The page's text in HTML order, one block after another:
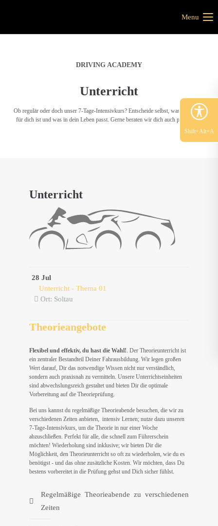
Menu
DRIVING ACADEMY
Unterricht
Ob regulär oder doch unser 7-Tage-Intensivkurs? Entscheide selbst, was am besten
für dich ist und was in dein Leben passt. Gerne beraten wir dich auch persönlich.
Unterricht
28 Jul
Unterricht - Thema 01
Ort: Soltau
Theorieangebote
Flexibel und effektiv, du hast die Wahl!. Der Theorieunterricht ist
ein zentraler Bestandteil Deiner Fahrausbildung. Wir legen großen
Wert darauf, Dir das notwendige Wissen nicht nur verständlich,
sondern auch praxisnah zu vermitteln. Unsere Unterrichtseinheiten
sind abwechslungsreich gestaltet und bieten Dir die optimale
Vorbereitung auf die Theorieprüfung.
Bei uns kannst du regelmäßige Theorieabende besuchen, die wir zu
verschiedenen Zeiten anbieten, intensiv Lernen; nutze dazu unseren
7-Tage-Intensivkurs, um die Theorie in nur einer Woche
abzuschließen. Perfekt für alle, die schnell zum Führerschein
möchten! Wiederholung sind inklusive; wir bieten Dir die
Möglichkeit, den Theorieunterricht so oft zu wiederholen, wie du es
benötigst - und das ohne zusätzliche Kosten. Wir möchten, dass Du
bestens vorbereitet in die Prüfung gehst und Dich sicher fühlst.
Regelmäßige Theorieabende zu verschiedenen
Zeiten
Shift+Alt+A